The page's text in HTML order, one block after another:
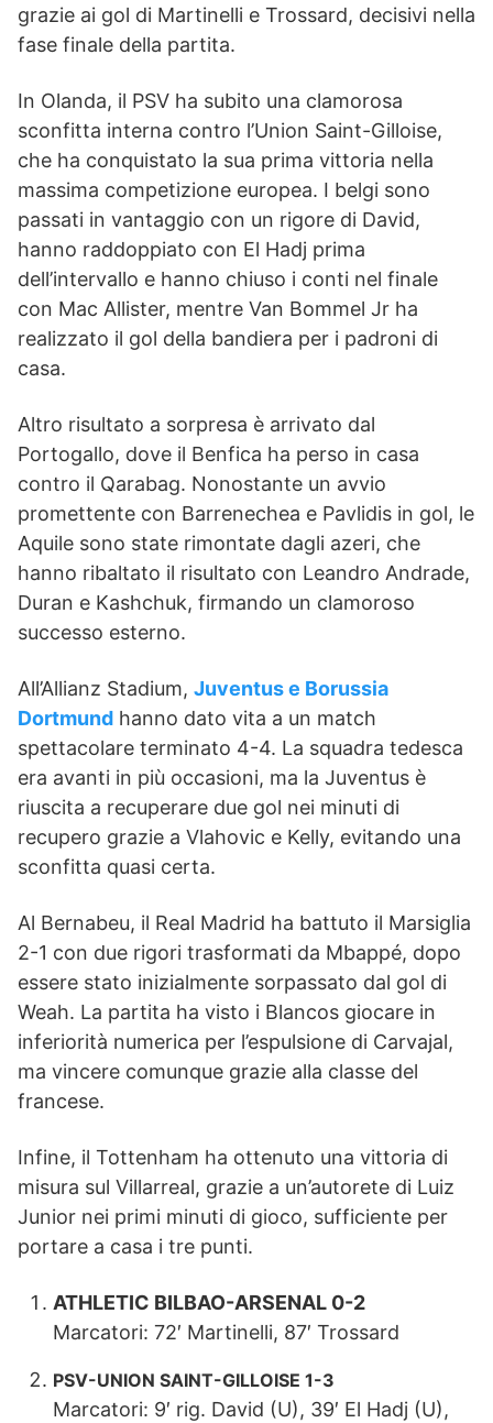
grazie ai gol di Martinelli e Trossard, decisivi nella
fase finale della partita.
In Olanda, il PSV ha subito una clamorosa
sconfitta interna contro l’Union Saint-Gilloise,
che ha conquistato la sua prima vittoria nella
massima competizione europea. I belgi sono
passati in vantaggio con un rigore di David,
hanno raddoppiato con El Hadj prima
dell’intervallo e hanno chiuso i conti nel finale
con Mac Allister, mentre Van Bommel Jr ha
realizzato il gol della bandiera per i padroni di
casa.
Altro risultato a sorpresa è arrivato dal
Portogallo, dove il Benfica ha perso in casa
contro il Qarabag. Nonostante un avvio
promettente con Barrenechea e Pavlidis in gol, le
Aquile sono state rimontate dagli azeri, che
hanno ribaltato il risultato con Leandro Andrade,
Duran e Kashchuk, firmando un clamoroso
successo esterno.
All’Allianz Stadium, Juventus e Borussia
Dortmund hanno dato vita a un match
spettacolare terminato 4-4. La squadra tedesca
era avanti in più occasioni, ma la Juventus è
riuscita a recuperare due gol nei minuti di
recupero grazie a Vlahovic e Kelly, evitando una
sconfitta quasi certa.
Al Bernabeu, il Real Madrid ha battuto il Marsiglia
2-1 con due rigori trasformati da Mbappé, dopo
essere stato inizialmente sorpassato dal gol di
Weah. La partita ha visto i Blancos giocare in
inferiorità numerica per l’espulsione di Carvajal,
ma vincere comunque grazie alla classe del
francese.
Infine, il Tottenham ha ottenuto una vittoria di
misura sul Villarreal, grazie a un’autorete di Luiz
Junior nei primi minuti di gioco, sufficiente per
portare a casa i tre punti.
ATHLETIC BILBAO-ARSENAL 0-2
Marcatori: 72′ Martinelli, 87′ Trossard
PSV-UNION SAINT-GILLOISE 1-3
Marcatori: 9′ rig. David (U), 39′ El Hadj (U),